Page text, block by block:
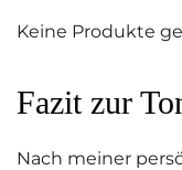
Keine Produkte
Fazit zur
Nach meiner